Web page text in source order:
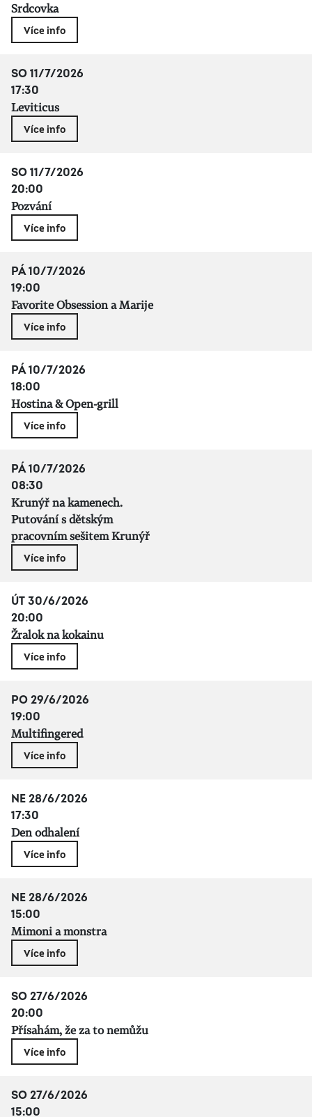
Srdcovka
Více info
SO 11/7/2026
17:30
Leviticus
Více info
SO 11/7/2026
20:00
Pozvání
Více info
PÁ 10/7/2026
19:00
Favorite Obsession a Marije
Více info
PÁ 10/7/2026
18:00
Hostina & Open-grill
Více info
PÁ 10/7/2026
08:30
Krunýř na kamenech.
Putování s dětským
pracovním sešitem Krunýř
Více info
ÚT 30/6/2026
20:00
Žralok na kokainu
Více info
PO 29/6/2026
19:00
Multifingered
Více info
NE 28/6/2026
17:30
Den odhalení
Více info
NE 28/6/2026
15:00
Mimoni a monstra
Více info
SO 27/6/2026
20:00
Přísahám, že za to nemůžu
Více info
SO 27/6/2026
15:00